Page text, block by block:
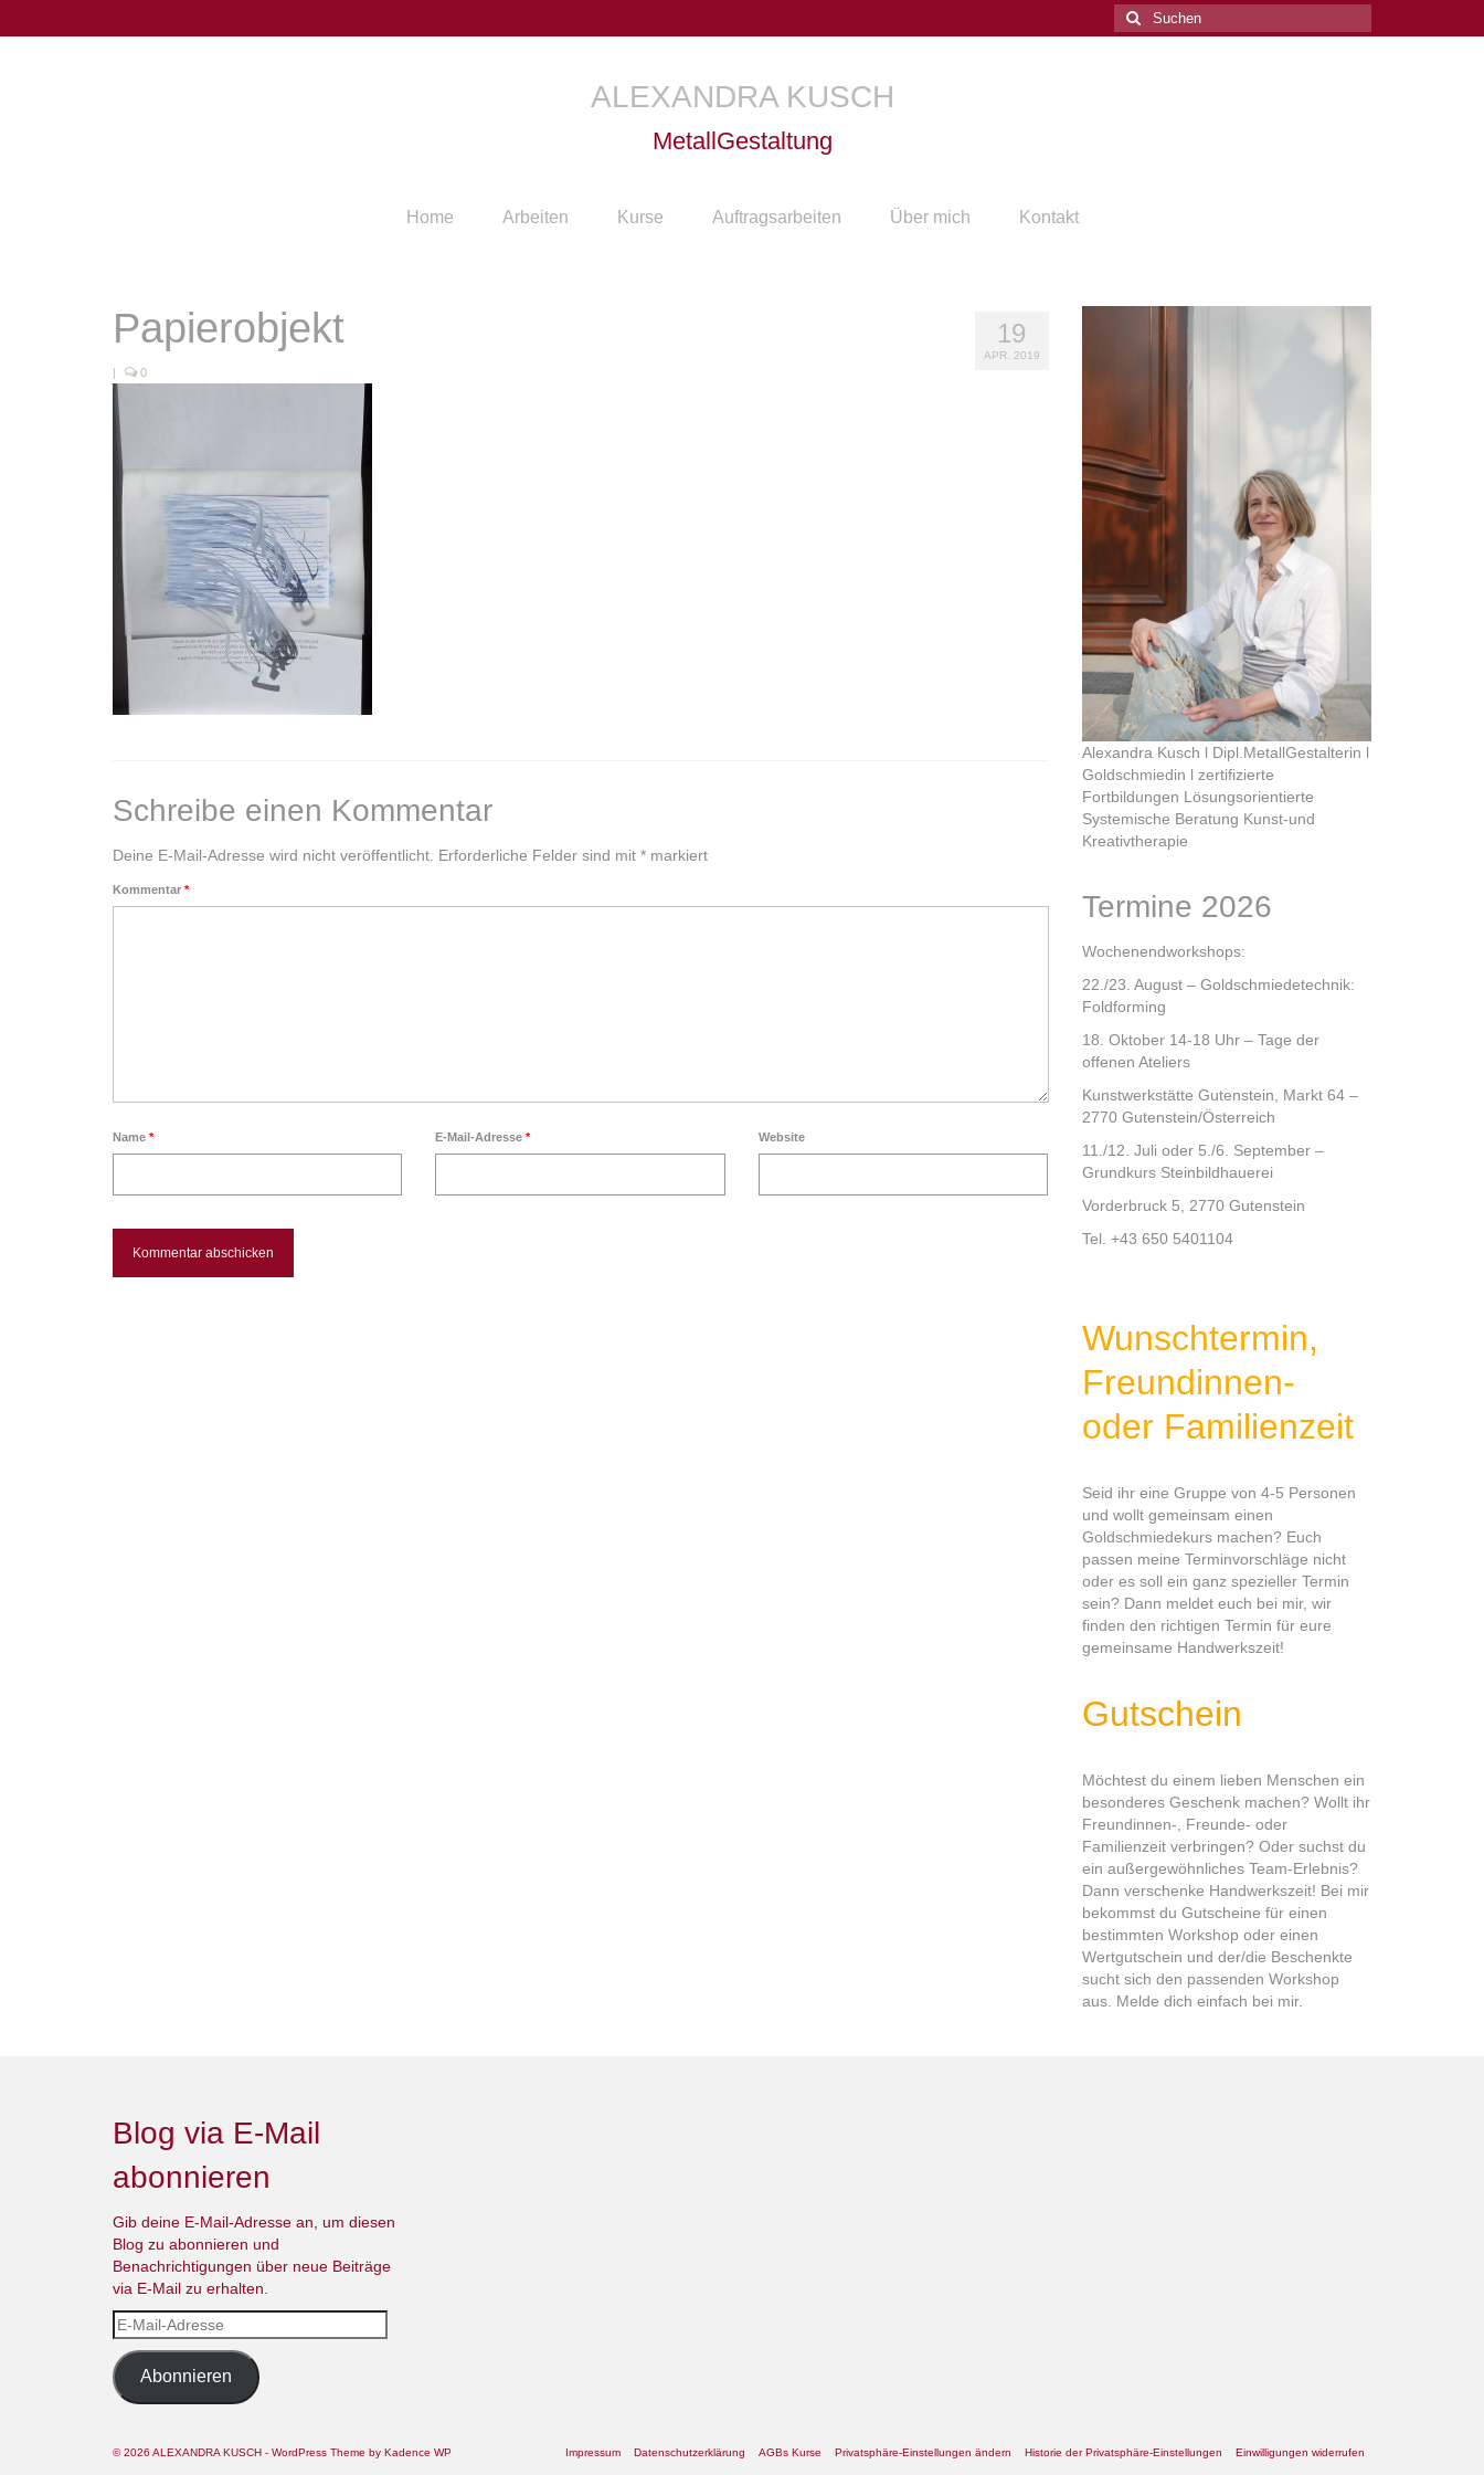
Suchen
nach:
ALEXANDRA KUSCH
MetallGestaltung
Home Arbeiten Kurse Auftragsarbeiten Über mich Kontakt
19
APR. 2019
Papierobjekt
| 0
Schreibe einen Kommentar
Deine E-Mail-Adresse wird nicht veröffentlicht. Erforderliche Felder sind mit * markiert
Kommentar *
Name * E-Mail-Adresse* Website
Alexandra Kusch l Dipl.MetallGestalterin l
Goldschmiedin l zertifizierte
Fortbildungen Lösungsorientierte
Systemische Beratung Kunst-und
Kreativtherapie
Termine 2026
Wochenendworkshops:
22./23. August – Goldschmiedetechnik:
Foldforming
18. Oktober 14-18 Uhr – Tage der
offenen Ateliers
Kunstwerkstätte Gutenstein, Markt 64 –
2770 Gutenstein/Österreich
11./12. Juli oder 5./6. September –
Grundkurs Steinbildhauerei
Vorderbruck 5, 2770 Gutenstein
Tel. +43 650 5401104
Wunschtermin,
Freundinnen-
oder Familienzeit
Seid ihr eine Gruppe von 4-5 Personen
und wollt gemeinsam einen
Goldschmiedekurs machen? Euch
passen meine Terminvorschläge nicht
oder es soll ein ganz spezieller Termin
sein? Dann meldet euch bei mir, wir
finden den richtigen Termin für eure
gemeinsame Handwerkszeit!
Gutschein
Möchtest du einem lieben Menschen ein
besonderes Geschenk machen? Wollt ihr
Freundinnen-, Freunde- oder
Familienzeit verbringen? Oder suchst du
ein außergewöhnliches Team-Erlebnis?
Dann verschenke Handwerkszeit! Bei mir
bekommst du Gutscheine für einen
bestimmten Workshop oder einen
Wertgutschein und der/die Beschenkte
sucht sich den passenden Workshop
aus. Melde dich einfach bei mir.
Blog via E-Mail
abonnieren
Gib deine E-Mail-Adresse an, um diesen
Blog zu abonnieren und
Benachrichtigungen über neue Beiträge
via E-Mail zu erhalten.
E-
Mail-
Adresse
Abonnieren
Impressum Datenschutzerklärung AGBs Kurse Privatsphäre-Einstellungen ändern Historie der Privatsphäre-Einstellungen Einwilligungen widerrufen
© 2026 ALEXANDRA KUSCH - WordPress Theme by Kadence WP